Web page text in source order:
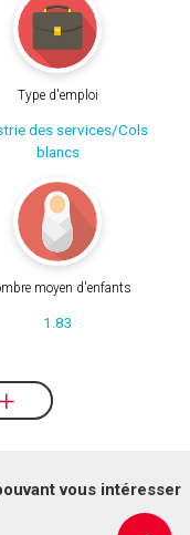
Type d'emploi
des services/Cols
blancs
moyen d'enfants
1.83
vous intéresser